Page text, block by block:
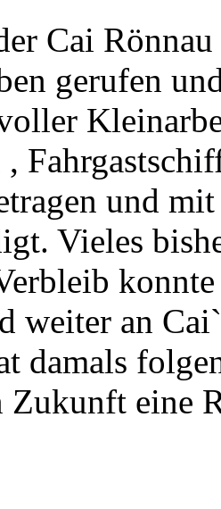
Cai
gerufen
,
und
Vieles
weiter an
damals
Zukunft eine